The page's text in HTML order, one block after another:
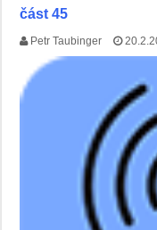
část 45
Petr Taubinger